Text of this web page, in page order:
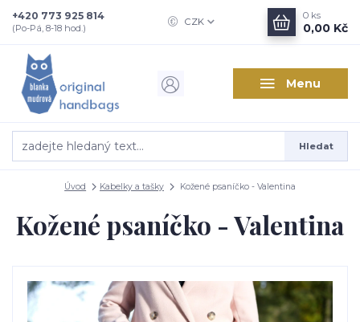
Menu
CZK
Hledat
+420 773 925 814
(Po-Pá, 8-18 hod.)
0 ks
0,00 Kč
Úvod Kabelky a tašky Kožené psaníčko - Valentina
Kožené psaníčko - Valentina